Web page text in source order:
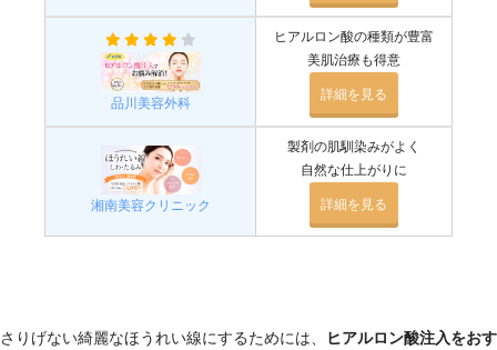
品川美容外科
ヒアルロン酸の種類が豊富
美肌治療も得意
詳細を見る
湘南美容クリニック
製剤の肌馴染みがよく
自然な仕上がりに
詳細を見る
さりげない綺麗なほうれい線にするためには、
ヒアルロン酸注入をおす